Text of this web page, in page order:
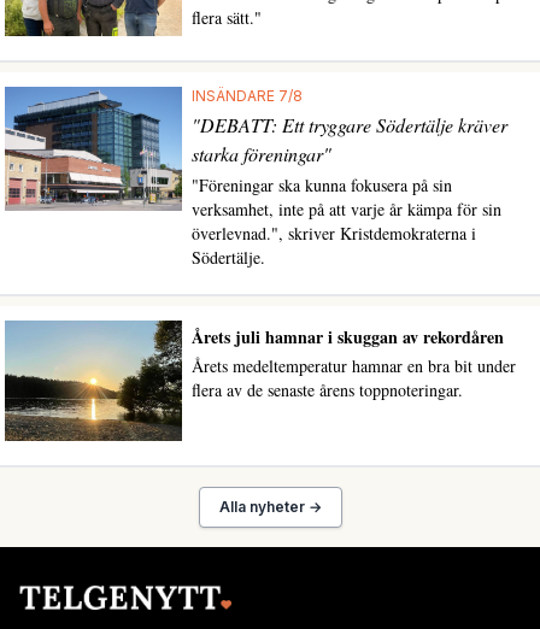
flera sätt."
INSÄNDARE 7/8
"DEBATT: Ett tryggare Södertälje kräver
starka föreningar"
"Föreningar ska kunna fokusera på sin
verksamhet, inte på att varje år kämpa för sin
överlevnad.", skriver Kristdemokraterna i
Södertälje.
Årets juli hamnar i skuggan av rekordåren
Årets medeltemperatur hamnar en bra bit under
flera av de senaste årens toppnoteringar.
Alla nyheter →